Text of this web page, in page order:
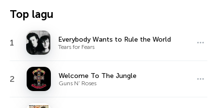
Top lagu
1 Everybody Wants to Rule the World
Tears for Fears
2 Welcome To The Jungle
Guns N' Roses